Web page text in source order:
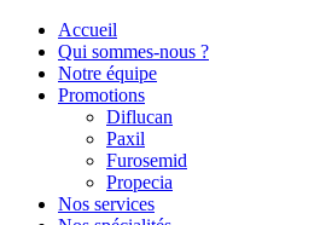
Accueil
Qui sommes-nous ?
Notre équipe
Promotions
Diflucan
Paxil
Furosemid
Propecia
Nos services